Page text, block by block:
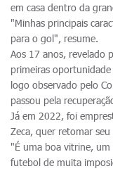
em casa dentro da
"Minhas principais
para o gol", resume.
Aos 17 anos, revelado
primeiras
logo observado pelo
passou pela
Já em 2022, foi
Zeca, quer retomar seu
"É uma boa vitrine, um
futebol de muita